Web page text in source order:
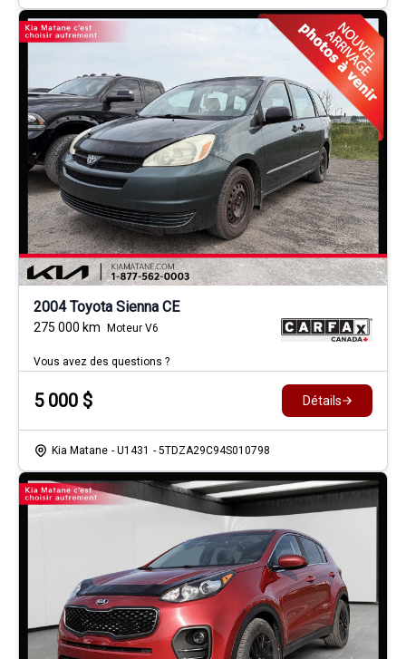
2004 Toyota Sienna CE
275 000 km Moteur V6
Vous avez des questions ?
5 000 $ Détails
Kia Matane - U1431 - 5TDZA29C94S010798